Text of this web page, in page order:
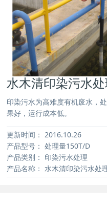
水木清印染污水处
印染污水为高难度有机废水，
果好，运行成本低。
更新时间： 2016.10.26
产品型号： 处理量150T/D
产品类别： 印染污水处理
产品名称： 水木清印染污水处